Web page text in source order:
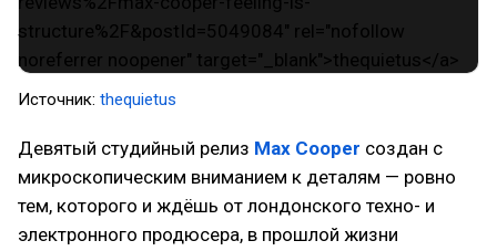
Источник: thequietus
Девятый студийный релиз Max Cooper создан с
микроскопическим вниманием к деталям — ровно
тем, которого и ждёшь от лондонского техно- и
электронного продюсера, в прошлой жизни